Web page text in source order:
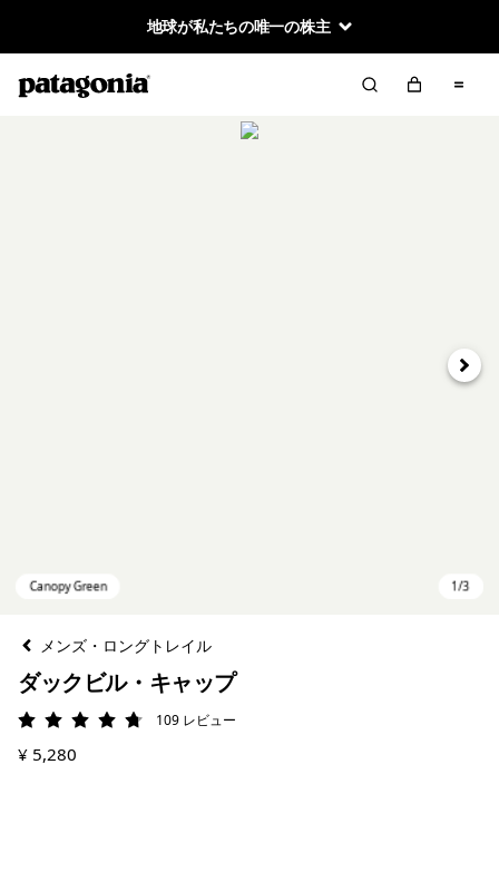
地球が私たちの唯一の株主
次へ
メンズ・ロングトレイル
ダックビル・キャップ
評価: 4.7 / 5109 レビュー
¥ 5,280